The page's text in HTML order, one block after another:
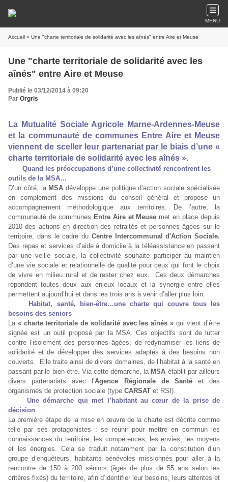
MENU
Accueil » Une "charte territoriale de solidarité avec les aînés" entre Aire et Meuse
Une "charte territoriale de solidarité avec les
aînés" entre Aire et Meuse
Publié le 03/12/2014 à 09:20
Par Orgris
La Mutualité Sociale Agricole Marne-Ardennes-Meuse
et la communauté de communes Entre Aire et Meuse
viennent de sceller leur partenariat par le biais d’une «
charte territoriale de solidarité avec les aînés ».
Quand les préoccupations d’une collectivité rencontrent les
outils de la MSA…
D’un côté, la MSA développe une politique d’action sociale spécialisée
en complément des missions du conseil général et propose un
accompagnement méthodologique aux territoires. De l’autre, la
communauté de communes Entre Aire et Meuse met en place depuis
2010 des actions en direction des retraités et personnes âgées sur le
territoire, dans le cadre du Centre Intercommunal d'Action Sociale.
Des repas et services d’aide à domicile à la téléassistance en passant
par une veille sociale, la collectivité souhaite participer au maintien
d’une vie sociale et relationnelle de qualité pour ceux qui font le choix
de vivre en milieu rural et de rester chez eux. Ces deux démarches
répondent toutes deux aux enjeux locaux et la synergie entre elles
permettent aujourd’hui et dans les trois ans à venir d’aller plus loin.
Habitat, santé, bien-être…une charte qui couvre tous les
besoins des seniors
La « charte territoriale de solidarité avec les aînés »qui vient d’être
signée est un outil proposé par la MSA. Ces objectifs sont de lutter
contre l’isolement des personnes âgées, de redynamiser les liens de
solidarité et de développer des services adaptés à des besoins non
couverts. Elle traite ainsi de divers domaines, de l’habitat à la santé en
passant par le bien-être. Via cette démarche, la MSA établit par ailleurs
divers partenariats avec l’Agence Régionale de Santéet des
organismes de protection sociale (type CARSAT et RSI).
Une démarche qui met l’habitant au cœur de la prise de
décision
La première étape de la mise en œuvre de la charte est décrite comme
telle par ses protagonistes : se réunir pour mettre en commun les
connaissances du territoire, les compétences, les envies, les moyens
et les énergies. Cela se traduit notamment par la constitution d’un
groupe d’enquêteurs, habitants bénévoles missionnés pour aller à la
rencontre de 150 à 200 séniors (âgés de plus de 55 ans selon les
critères fixés) du territoire, afin d’identifier leur besoins, leurs attentes et